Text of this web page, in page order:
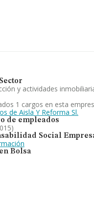
y actividades
1 cargos en esta
de Aisla Y Reforma Sl.
de empleados
Social
Bolsa